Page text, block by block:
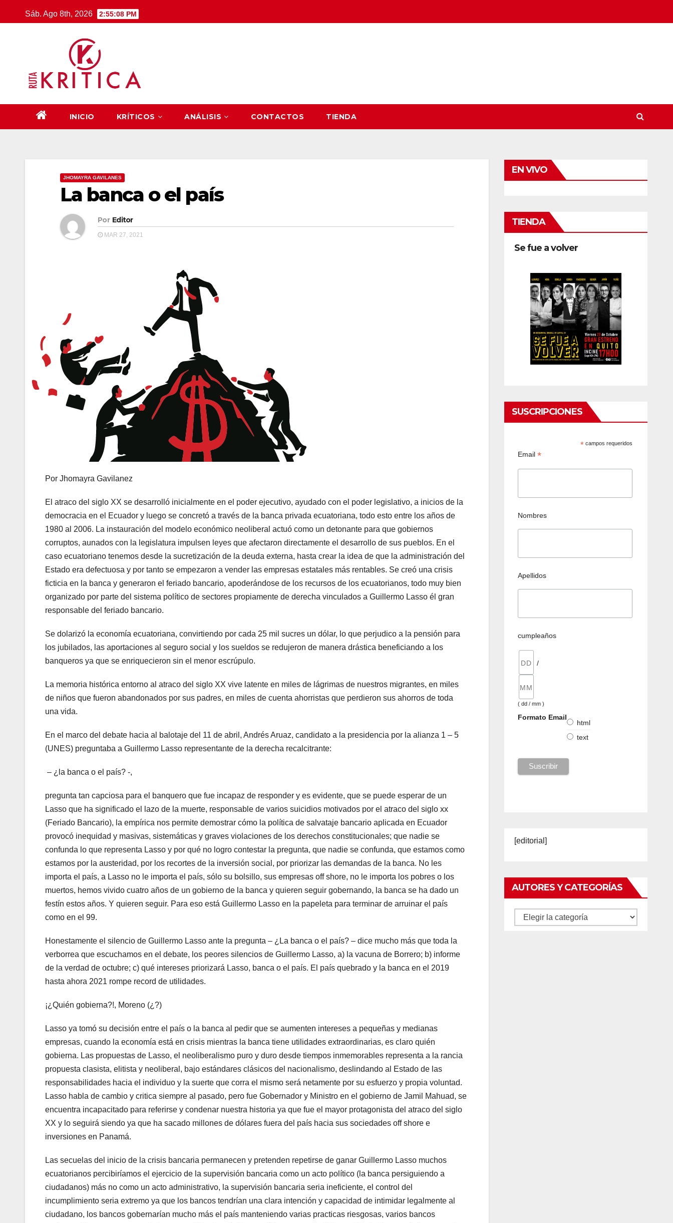
al
Sáb. Ago 8th, 2026 2:55:09 PM
INICIO KRÍTICOS ANÁLISIS CONTACTOS TIENDA
JHOMAYRA GAVILANES
La banca o el país
Por Editor
MAR 27, 2021
Por Jhomayra Gavilanez
El atraco del siglo XX se desarrolló inicialmente en el poder ejecutivo, ayudado con el poder legislativo, a inicios de la
democracia en el Ecuador y luego se concretó a través de la banca privada ecuatoriana, todo esto entre los años de
1980 al 2006. La instauración del modelo económico neoliberal actuó como un detonante para que gobiernos
corruptos, aunados con la legislatura impulsen leyes que afectaron directamente el desarrollo de sus pueblos. En el
caso ecuatoriano tenemos desde la sucretización de la deuda externa, hasta crear la idea de que la administración del
Estado era defectuosa y por tanto se empezaron a vender las empresas estatales más rentables. Se creó una crisis
ficticia en la banca y generaron el feriado bancario, apoderándose de los recursos de los ecuatorianos, todo muy bien
organizado por parte del sistema político de sectores propiamente de derecha vinculados a Guillermo Lasso él gran
responsable del feriado bancario.
Se dolarizó la economía ecuatoriana, convirtiendo por cada 25 mil sucres un dólar, lo que perjudico a la pensión para
los jubilados, las aportaciones al seguro social y los sueldos se redujeron de manera drástica beneficiando a los
banqueros ya que se enriquecieron sin el menor escrúpulo.
La memoria histórica entorno al atraco del siglo XX vive latente en miles de lágrimas de nuestros migrantes, en miles
de niños que fueron abandonados por sus padres, en miles de cuenta ahorristas que perdieron sus ahorros de toda
una vida.
En el marco del debate hacia al balotaje del 11 de abril, Andrés Aruaz, candidato a la presidencia por la alianza 1 – 5
(UNES) preguntaba a Guillermo Lasso representante de la derecha recalcitrante:
– ¿la banca o el país? -,
pregunta tan capciosa para el banquero que fue incapaz de responder y es evidente, que se puede esperar de un
Lasso que ha significado el lazo de la muerte, responsable de varios suicidios motivados por el atraco del siglo xx
(Feriado Bancario), la empírica nos permite demostrar cómo la política de salvataje bancario aplicada en Ecuador
provocó inequidad y masivas, sistemáticas y graves violaciones de los derechos constitucionales; que nadie se
confunda lo que representa Lasso y por qué no logro contestar la pregunta, que nadie se confunda, que estamos como
estamos por la austeridad, por los recortes de la inversión social, por priorizar las demandas de la banca. No les
importa el país, a Lasso no le importa el país, sólo su bolsillo, sus empresas off shore, no le importa los pobres o los
muertos, hemos vivido cuatro años de un gobierno de la banca y quieren seguir gobernando, la banca se ha dado un
festín estos años. Y quieren seguir. Para eso está Guillermo Lasso en la papeleta para terminar de arruinar el país
como en el 99.
Honestamente el silencio de Guillermo Lasso ante la pregunta – ¿La banca o el país? – dice mucho más que toda la
verborrea que escuchamos en el debate, los peores silencios de Guillermo Lasso, a) la vacuna de Borrero; b) informe
de la verdad de octubre; c) qué intereses priorizará Lasso, banca o el país. El país quebrado y la banca en el 2019
hasta ahora 2021 rompe record de utilidades.
¡¿Quién gobierna?!, Moreno (¿?)
Lasso ya tomó su decisión entre el país o la banca al pedir que se aumenten intereses a pequeñas y medianas
empresas, cuando la economía está en crisis mientras la banca tiene utilidades extraordinarias, es claro quién
gobierna. Las propuestas de Lasso, el neoliberalismo puro y duro desde tiempos inmemorables representa a la rancia
propuesta clasista, elitista y neoliberal, bajo estándares clásicos del nacionalismo, deslindando al Estado de las
responsabilidades hacia el individuo y la suerte que corra el mismo será netamente por su esfuerzo y propia voluntad.
Lasso habla de cambio y critica siempre al pasado, pero fue Gobernador y Ministro en el gobierno de Jamil Mahuad, se
encuentra incapacitado para referirse y condenar nuestra historia ya que fue el mayor protagonista del atraco del siglo
XX y lo seguirá siendo ya que ha sacado millones de dólares fuera del país hacia sus sociedades off shore e
inversiones en Panamá.
Las secuelas del inicio de la crisis bancaria permanecen y pretenden repetirse de ganar Guillermo Lasso muchos
ecuatorianos percibiríamos el ejercicio de la supervisión bancaria como un acto político (la banca persiguiendo a
ciudadanos) más no como un acto administrativo, la supervisión bancaria seria ineficiente, el control del
incumplimiento seria extremo ya que los bancos tendrían una clara intención y capacidad de intimidar legalmente al
ciudadano, los bancos gobernarían mucho más el país manteniendo varias practicas riesgosas, varios bancos
EN VIVO
TIENDA
Se fue a volver
SUSCRIPCIONES
* campos requeridos
Email *
Nombres
Apellidos
cumpleaños
/
( dd / mm )
Formato Email
html
text
[editorial]
AUTORES Y CATEGORÍAS
Autores